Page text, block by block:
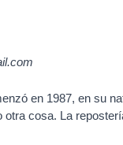
en 1987, en su
cosa. La